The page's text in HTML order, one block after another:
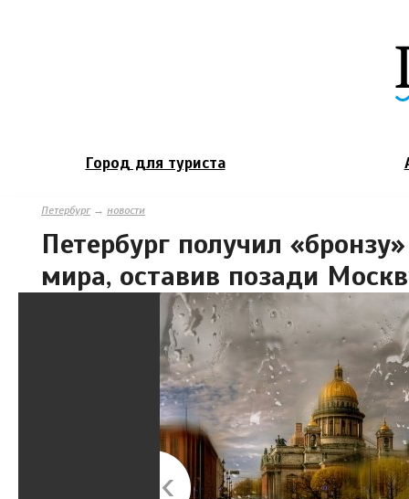
Город для туриста
Петербург→ новости
Петербург получил
мира, оставив позади